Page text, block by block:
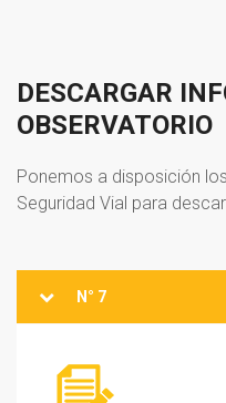
DESCARGAR
OBSERVATORIO
Ponemos a disposición
Seguridad Vial para
N° 7